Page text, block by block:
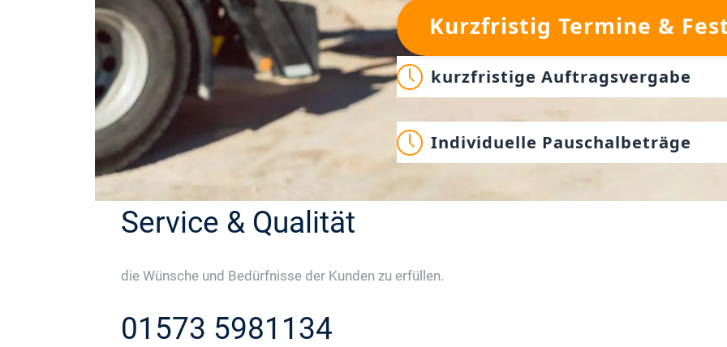
Kurzfristig Termine &
kurzfristige Auftragsvergabe
Individuelle Pauschalbeträge
Service & Qualität
die Wünsche und Bedürfnisse der Kunden zu erfüllen.
01573 5981134